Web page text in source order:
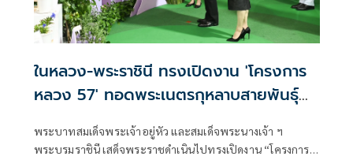
ในหลวง-พระราชินี ทรงเปิดงาน 'โครงการ
หลวง 57' ทอดพระเนตรกุหลาบสายพันธุ์
ใหม่ 'ควีนสุทิดา'
พระบาทสมเด็จพระเจ้าอยู่หัว และสมเด็จพระนางเจ้า ฯ
พระบรมราชินี เสด็จพระราชดำเนินไปทรงเปิดงาน “โครงการ